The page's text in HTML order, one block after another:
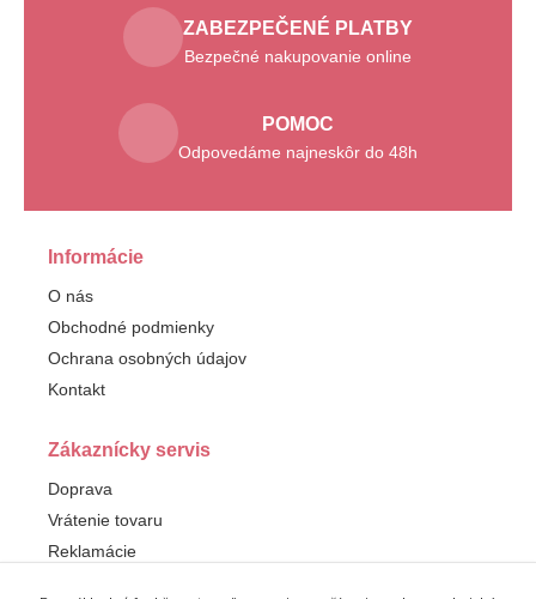
ZABEZPEČENÉ PLATBY
Bezpečné nakupovanie online
POMOC
Odpovedáme najneskôr do 48h
Informácie
O nás
Obchodné podmienky
Ochrana osobných údajov
Kontakt
Zákaznícky servis
Doprava
Vrátenie tovaru
Reklamácie